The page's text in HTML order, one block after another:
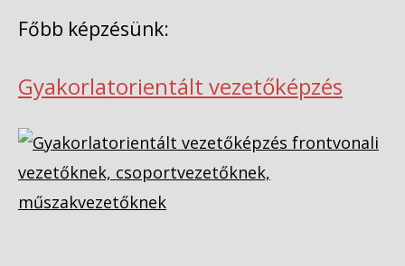
Főbb képzésünk:
Gyakorlatorientált vezetőképzés